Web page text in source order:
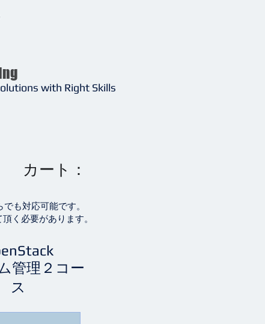
with Right Skills
も対応可能です。
く必要があります。
カート：
管理２コー
ス